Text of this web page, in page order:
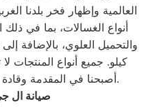
العالمية وإظهار فخر بلدنا
أنواع الغسالات، بما في ذلك
كيلو. جميع أنواع المنتجات
أصبحنا في المقدمة وقادة في سوق الشركات بأكمله.
صيانة ال